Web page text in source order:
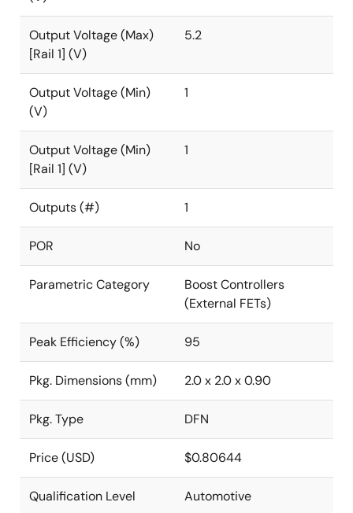
Output Voltage (Max)
[Rail 1] (V)
5.2
Output Voltage (Min)
(V)
1
Output Voltage (Min)
[Rail 1] (V)
1
Outputs (#) 1
POR No
Parametric Category
Boost Controllers
(External FETs)
Peak Efficiency (%) 95
Pkg. Dimensions (mm) 2.0 x 2.0 x 0.90
Pkg. Type DFN
Price (USD) $0.80644
Qualification Level Automotive